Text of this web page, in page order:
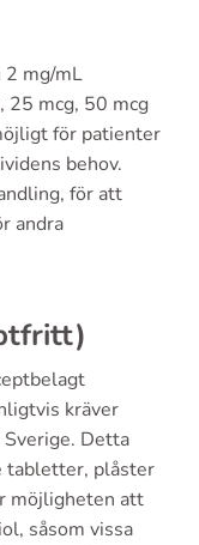
2 mg/mL
25 mcg, 50 mcg
för patienter
behov.
för att
andra
kräver
Detta
tabletter, plåster
möjligheten att
såsom vissa